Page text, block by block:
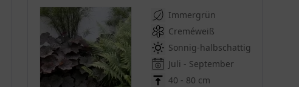
Immergrün
Creméweiß
Sonnig-halbschattig
Juli - September
40 - 80 cm